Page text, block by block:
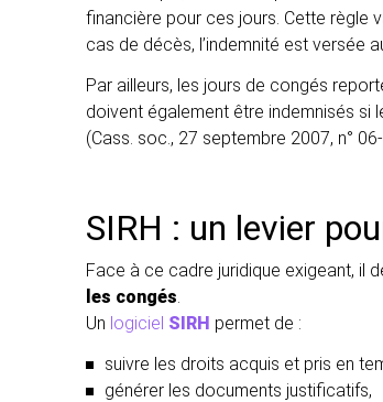
financière pour ces jours. Cette règle
cas de décès, l’indemnité est versée
Par ailleurs, les jours de congés
doivent également être indemnisés si
(Cass. soc., 27 septembre 2007, n°
SIRH : un levier
Face à ce cadre juridique exigeant, il
les congés.
Un logiciel SIRH permet de :
suivre les droits acquis et pris en
générer les documents justificatifs,